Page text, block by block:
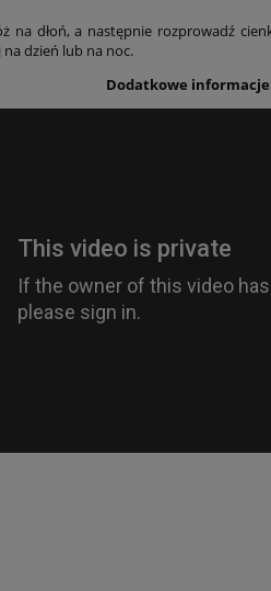
Prominerał 3J prob z
69,00 zł
na dłoń, a następnie rozprowadź
dzień lub na noc.
Dodatkowe